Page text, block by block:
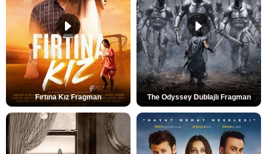
Fırtına Kız Fragman The Odyssey Dublajlı Fragman